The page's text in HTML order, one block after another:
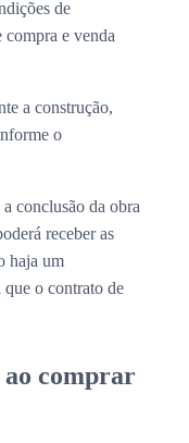
de
compra e venda
a construção,
o
conclusão da obra
receber as
haja um
o contrato de
ao comprar